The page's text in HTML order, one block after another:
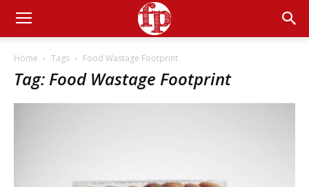
Home Tags Food Wastage Footprint
Tag: Food Wastage Footprint